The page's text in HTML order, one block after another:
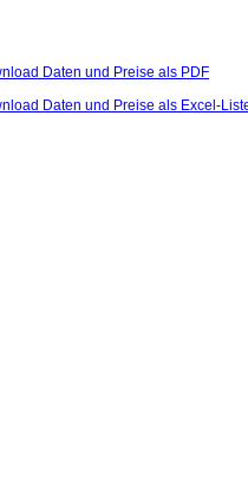
Daten und Preise als PDF
Daten und Preise als Excel-